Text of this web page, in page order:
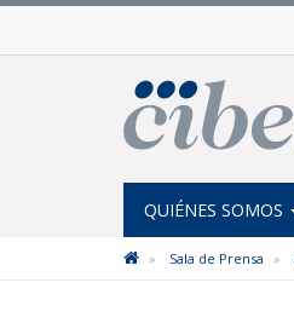
QUIÉNES SOMOS
Sala de Prensa